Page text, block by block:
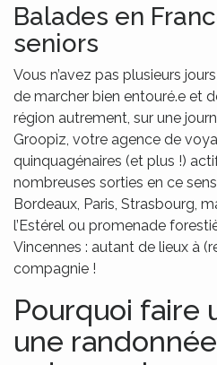
Balades en
seniors
Vous n’avez pas plusieurs
de marcher bien entouré.e et
région autrement, sur une
Groopiz, votre agence de
quinquagénaires (et plus !)
nombreuses sorties en ce
Bordeaux, Paris, Strasbourg,
l’Estérel ou promenade
Vincennes : autant de lieux à
compagnie !
Pourquoi faire
une